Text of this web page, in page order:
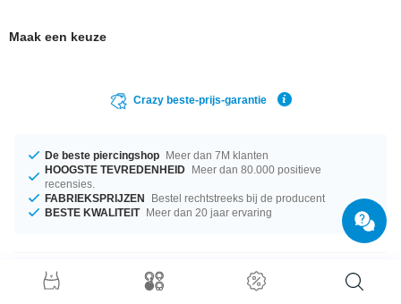
Maak een keuze
Crazy beste-prijs-garantie
De beste piercingshop Meer dan 7M klanten
HOOGSTE TEVREDENHEID Meer dan 80.000 positieve
recensies.
FABRIEKSPRIJZEN
Bestel rechtstreeks bij de producent
BESTE KWALITEIT Meer dan 20 jaar ervaring